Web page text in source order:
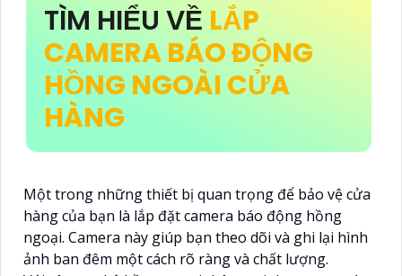
TÌM HIỂU VỀ LẮP
CAMERA BÁO ĐỘNG
HỒNG NGOÀI CỬA
HÀNG
Một trong những thiết bị quan trọng để bảo vệ cửa
hàng của bạn là lắp đặt camera báo động hồng
ngoại. Camera này giúp bạn theo dõi và ghi lại hình
ảnh ban đêm một cách rõ ràng và chất lượng.